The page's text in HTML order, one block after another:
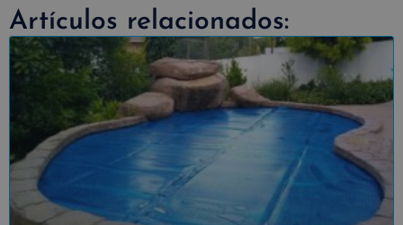
Artículos relacionados: